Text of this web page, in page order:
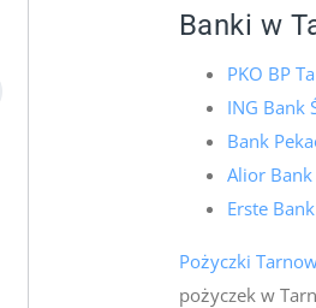
Banki w
PKO BP
ING Bank
Bank
Alior
Erste
Pożyczki
pożyczek w